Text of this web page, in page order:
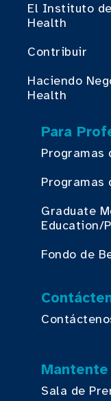
El Instituto
Health
Contribuir
Haciendo
Health
Para
Programas
Programas
Graduate
Education/
Fondo de
Sala de